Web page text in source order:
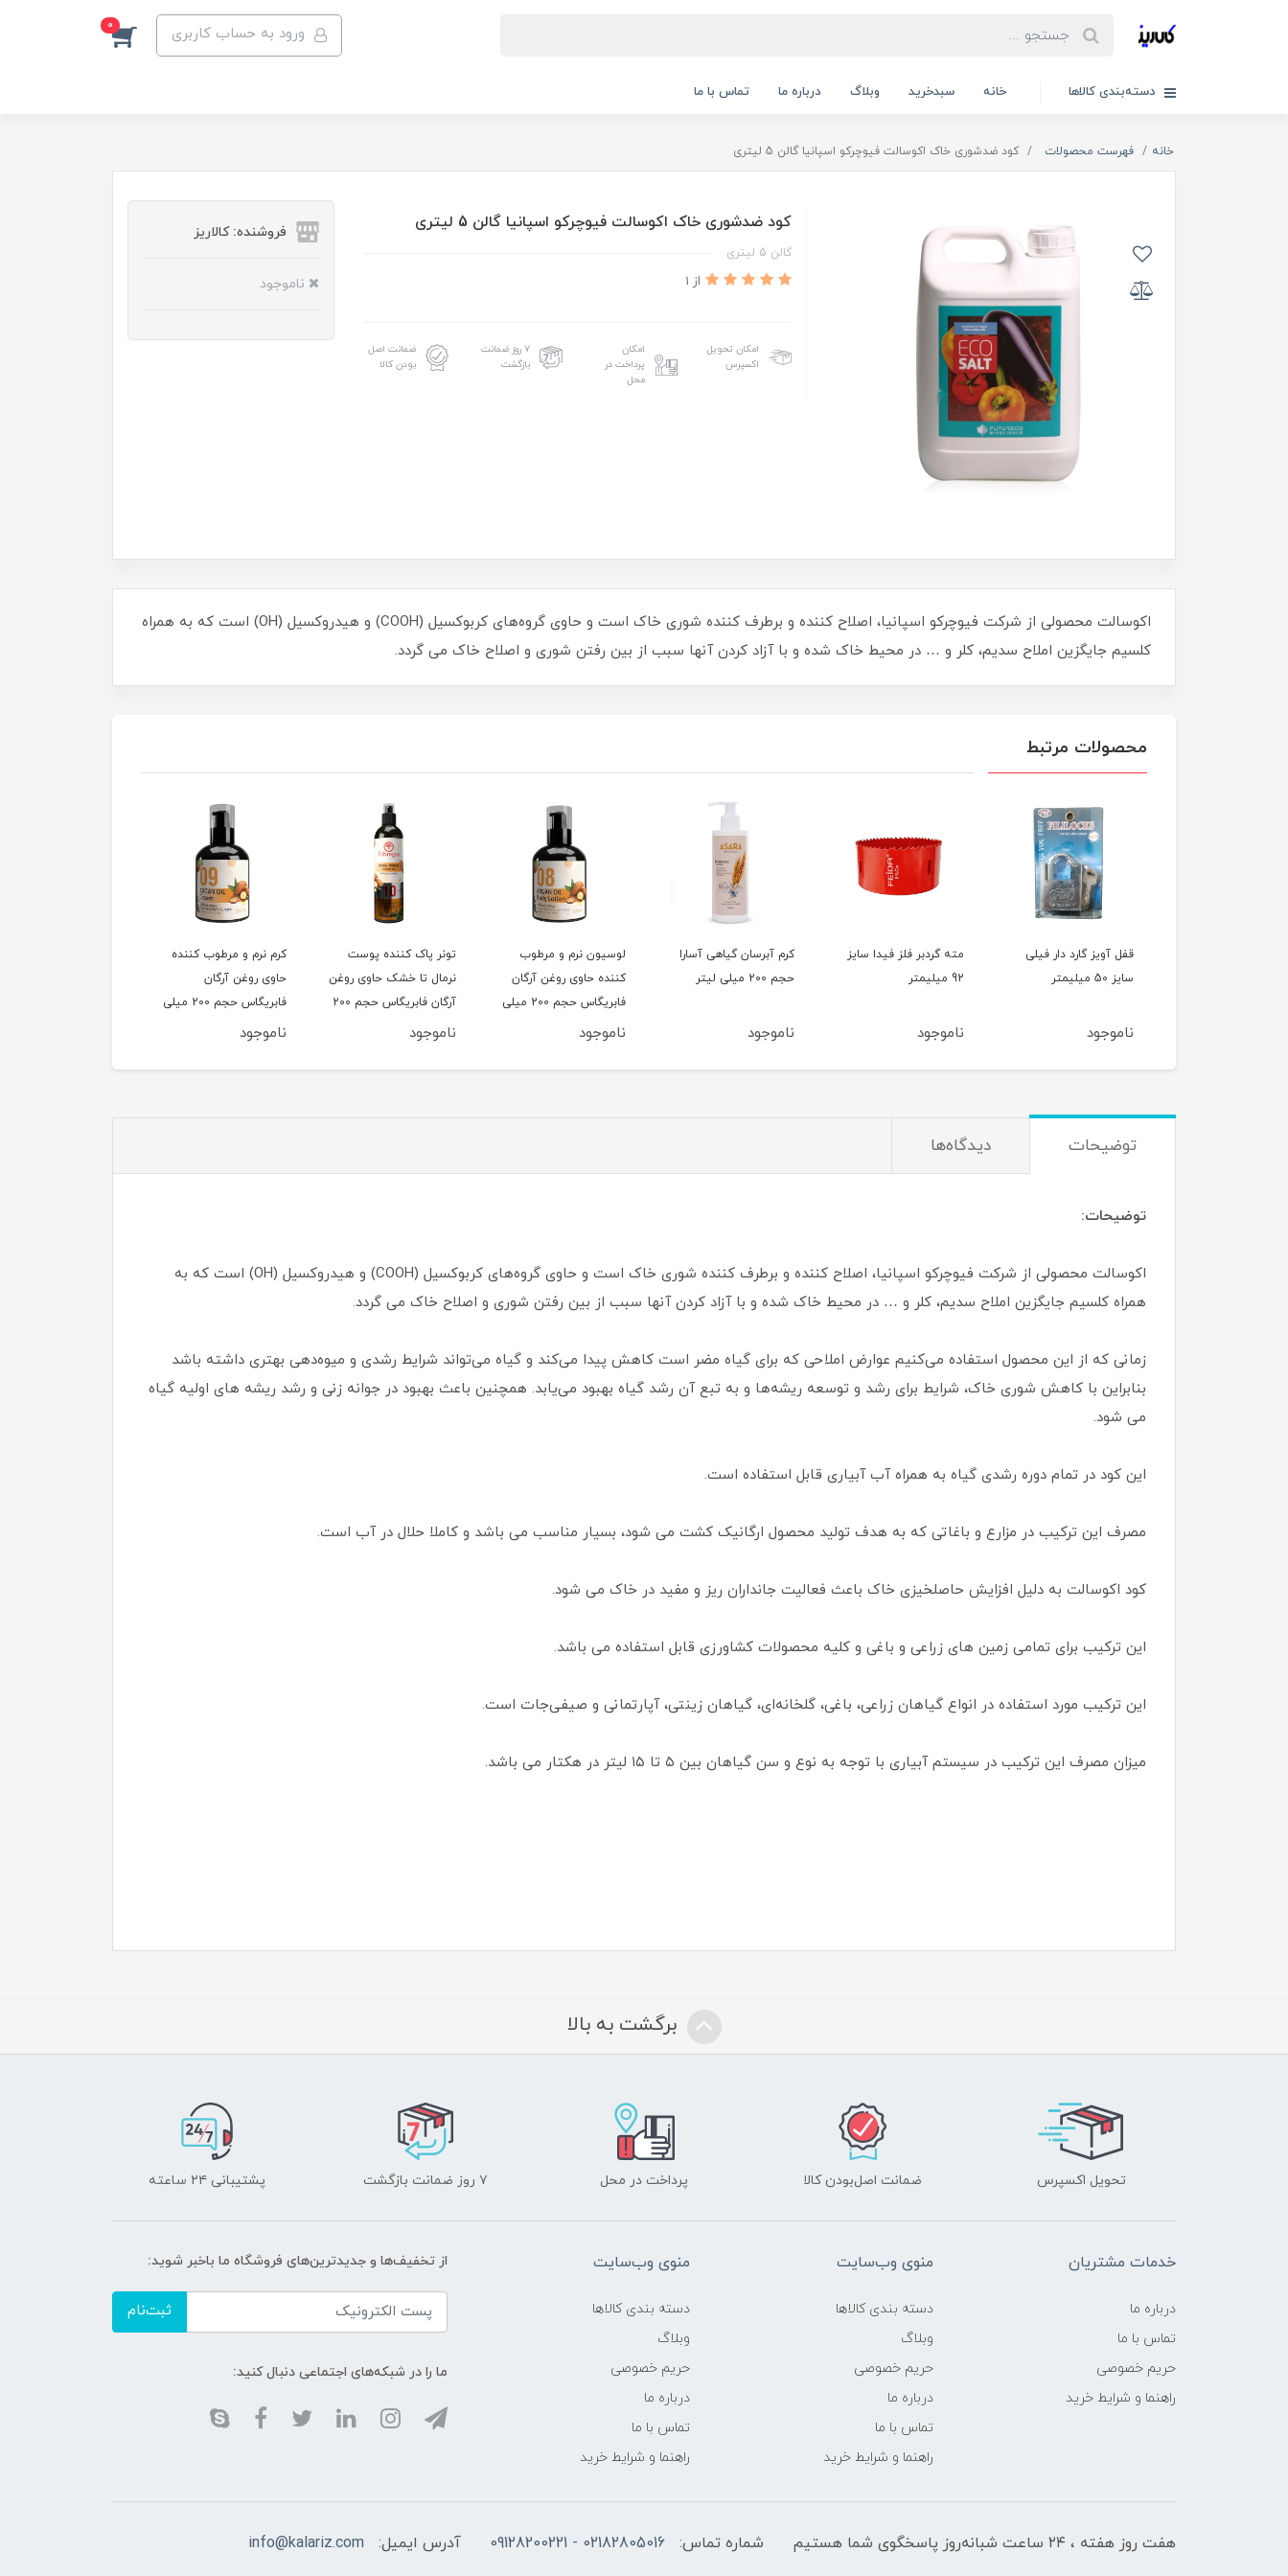
ورود به حساب کاربری 0
دسته‌بندی کالاها خانه سبدخرید وبلاگ درباره ما تماس با ما
خانه فهرست محصولات کود ضدشوری خاک اکوسالت فیوچرکو اسپانیا گالن 5 لیتری
کود ضدشوری خاک اکوسالت فیوچرکو اسپانیا گالن 5 لیتری
گالن 5 لیتری
از 1
امکان تحویل
اکسپرس
امکان
پرداخت در
محل
۷ روز ضمانت
بازگشت
ضمانت اصل
بودن کالا
فروشنده: کالاریز
ناموجود
اکوسالت محصولی از شرکت فیوچرکو اسپانیا، اصلاح کننده و برطرف کننده شوری خاک است و حاوی گروه‌های کربوکسیل (COOH) و هیدروکسیل (OH) است که به همراه
کلسیم جایگزین املاح سدیم، کلر و … در محیط خاک شده و با آزاد کردن آنها سبب از بین رفتن شوری و اصلاح خاک می گردد.
محصولات مرتبط
مته گردبر فلز فیدا سایز
92 میلیمتر
ناموجود
کرم آبرسان گیاهی آسارا
حجم 200 میلی لیتر
ناموجود
لوسیون نرم و مرطوب
کننده حاوی روغن آرگان
ناموجود
تونر پاک کننده پوست
نرمال تا خشک حاوی روغن
ناموجود
کرم نرم و مرطوب کننده
حاوی روغن آرگان
ناموجود
تونر پاک کننده پوست
نرمال تا چرب حاوی روغن
ماکادمیا فابریگاس حجم
ناموجود
توضیحات دیدگاه‌ها
توضیحات:
اکوسالت محصولی از شرکت فیوچرکو اسپانیا، اصلاح کننده و برطرف کننده شوری خاک است و حاوی گروه‌های کربوکسیل (COOH) و هیدروکسیل (OH) است که به
همراه کلسیم جایگزین املاح سدیم، کلر و … در محیط خاک شده و با آزاد کردن آنها سبب از بین رفتن شوری و اصلاح خاک می گردد.
زمانی که از این محصول استفاده می‌کنیم عوارض املاحی که برای گیاه مضر است کاهش پیدا می‌کند و گیاه می‌تواند شرایط رشدی و میوه‌دهی بهتری داشته باشد
بنابراین با کاهش شوری خاک، شرایط برای رشد و توسعه ریشه‌ها و به تبع آن رشد گیاه بهبود می‌یابد. همچنین باعث بهبود در جوانه زنی و رشد ریشه های اولیه گیاه
می شود.
این کود در تمام دوره رشدی گیاه به همراه آب آبیاری قابل استفاده است.
مصرف این ترکیب در مزارع و باغاتی که به هدف تولید محصول ارگانیک کشت می شود، بسیار مناسب می باشد و کاملا حلال در آب است.
کود اکوسالت به دلیل افزایش حاصلخیزی خاک باعث فعالیت جانداران ریز و مفید در خاک می شود.
این ترکیب برای تمامی زمین های زراعی و باغی و کلیه محصولات کشاورزی قابل استفاده می باشد.
این ترکیب مورد استفاده در انواع گیاهان زراعی، باغی، گلخانه‌ای، گیاهان زینتی، آپارتمانی و صیفی‌جات است.
میزان مصرف این ترکیب در سیستم آبیاری با توجه به نوع و سن گیاهان بین ۵ تا ۱۵ لیتر در هکتار می باشد.
برگشت به بالا
تحویل اکسپرس ضمانت اصل‌بودن کالا پرداخت در محل ۷ روز ضمانت بازگشت پشتیبانی ۲۴ ساعته
خدمات مشتریان
درباره ما
تماس با ما
حریم خصوصی
راهنما و شرایط خرید
منوی وب‌سایت
دسته بندی کالاها
وبلاگ
حریم خصوصی
درباره ما
تماس با ما
راهنما و شرایط خرید
منوی وب‌سایت
دسته بندی کالاها
وبلاگ
حریم خصوصی
درباره ما
تماس با ما
راهنما و شرایط خرید
از تخفیف‌ها و جدیدترین‌های فروشگاه ما باخبر شوید:
ثبت‌نام
ما را در شبکه‌های اجتماعی دنبال کنید:
هفت روز هفته ، ۲۴ ساعت شبانه‌روز پاسخگوی شما هستیم شماره تماس: 02182805016 - 09128200221 آدرس ایمیل: info@kalariz.com